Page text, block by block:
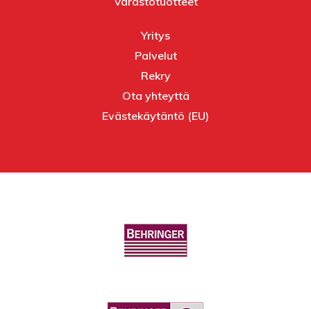
Leikkuu- ja lastuamisnesteet
Varastotuotteet
Yritys
Palvelut
Rekry